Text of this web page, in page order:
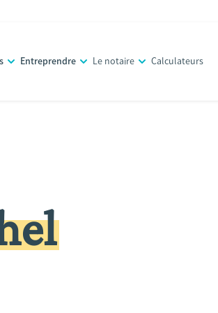
Entreprendre Le notaire Calculateurs